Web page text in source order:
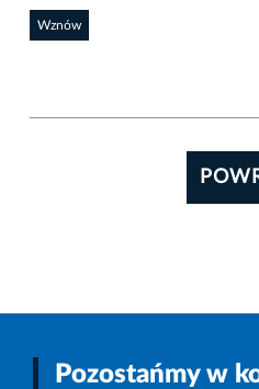
Wznów
Pozostańmy w